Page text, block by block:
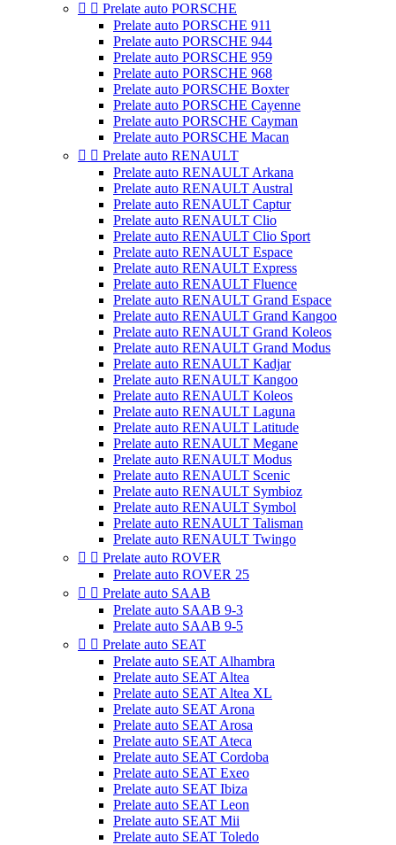
  Prelate auto PORSCHE
Prelate auto PORSCHE 911
Prelate auto PORSCHE 944
Prelate auto PORSCHE 959
Prelate auto PORSCHE 968
Prelate auto PORSCHE Boxter
Prelate auto PORSCHE Cayenne
Prelate auto PORSCHE Cayman
Prelate auto PORSCHE Macan
  Prelate auto RENAULT
Prelate auto RENAULT Arkana
Prelate auto RENAULT Austral
Prelate auto RENAULT Captur
Prelate auto RENAULT Clio
Prelate auto RENAULT Clio Sport
Prelate auto RENAULT Espace
Prelate auto RENAULT Express
Prelate auto RENAULT Fluence
Prelate auto RENAULT Grand Espace
Prelate auto RENAULT Grand Kangoo
Prelate auto RENAULT Grand Koleos
Prelate auto RENAULT Grand Modus
Prelate auto RENAULT Kadjar
Prelate auto RENAULT Kangoo
Prelate auto RENAULT Koleos
Prelate auto RENAULT Laguna
Prelate auto RENAULT Latitude
Prelate auto RENAULT Megane
Prelate auto RENAULT Modus
Prelate auto RENAULT Scenic
Prelate auto RENAULT Symbioz
Prelate auto RENAULT Symbol
Prelate auto RENAULT Talisman
Prelate auto RENAULT Twingo
  Prelate auto ROVER
Prelate auto ROVER 25
  Prelate auto SAAB
Prelate auto SAAB 9-3
Prelate auto SAAB 9-5
  Prelate auto SEAT
Prelate auto SEAT Alhambra
Prelate auto SEAT Altea
Prelate auto SEAT Altea XL
Prelate auto SEAT Arona
Prelate auto SEAT Arosa
Prelate auto SEAT Ateca
Prelate auto SEAT Cordoba
Prelate auto SEAT Exeo
Prelate auto SEAT Ibiza
Prelate auto SEAT Leon
Prelate auto SEAT Mii
Prelate auto SEAT Toledo